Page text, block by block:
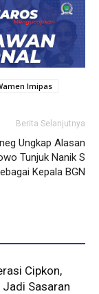
Imipas
Berita Selanjutnya
Ungkap Alasan
Tunjuk Nanik S
Kepala BGN
Cipkon,
Sasaran